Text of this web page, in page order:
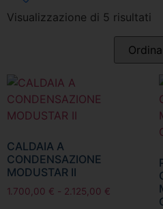
Inizia a digitare per
Visualizzazione di 5 risultati
CALDAIA A
CONDENSAZIONE
MODUSTAR II
1.700,00 € - 2.125,00 €